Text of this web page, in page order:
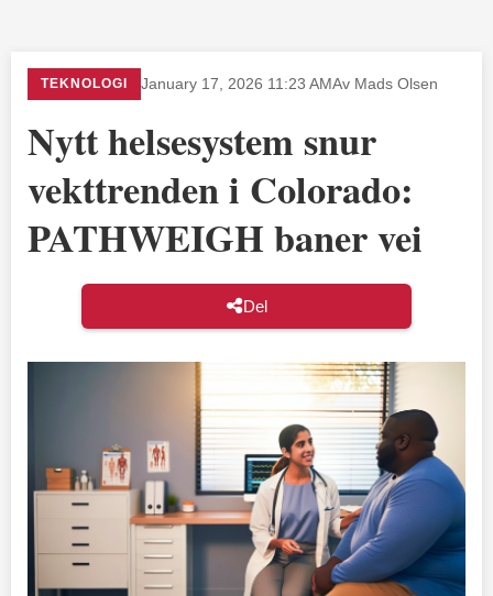
TEKNOLOGI January 17, 2026 11:23 AMAv Mads Olsen
Nytt helsesystem snur
vekttrenden i Colorado:
PATHWEIGH baner vei
Del